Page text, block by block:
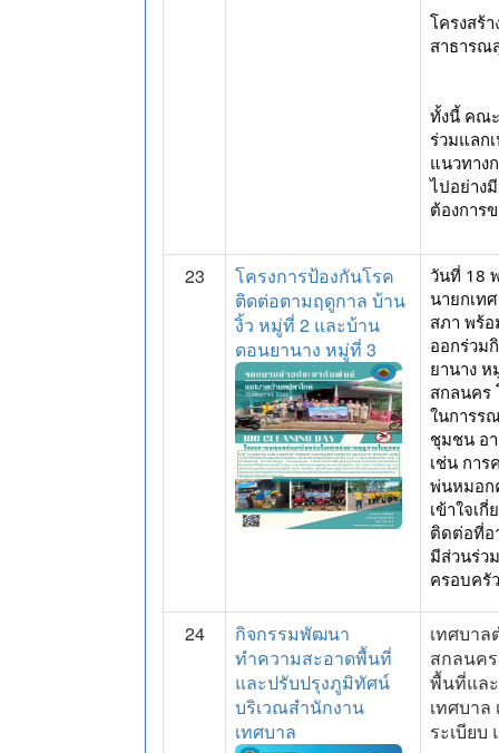
โครงสร้
สาธารณ
ทั้งนี้ คณ
ร่วมแลก
แนวทาง
ไปอย่าง
ต้องการ
23
โครงการป้องกันโรค
ติดต่อตามฤดูกาล บ้าน
งิ้ว หมู่ที่ 2 และบ้าน
ดอนยานาง หมู่ที่ 3
วันที่ 18
นายกเท
สภา พร้
ออกร่วม
ยานาง
สกลนคร
ในการร
ชุมชน อ
เช่น กา
พ่นหมอก
เข้าใจเ
ติดต่อที่อ
มีส่วนร่ว
ครอบครั
24
กิจกรรมพัฒนา
ทำความสะอาดพื้นที่
และปรับปรุงภูมิทัศน์
บริเวณสำนักงาน
เทศบาล
เทศบา
สกลนค
พื้นที่แล
เทศบา
ระเบียบ